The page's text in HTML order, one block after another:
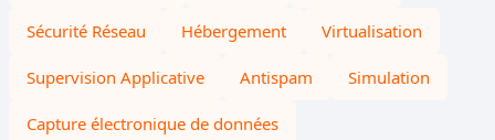
Sécurité Réseau Hébergement Virtualisation
Supervision Applicative Antispam Simulation
Capture électronique de données